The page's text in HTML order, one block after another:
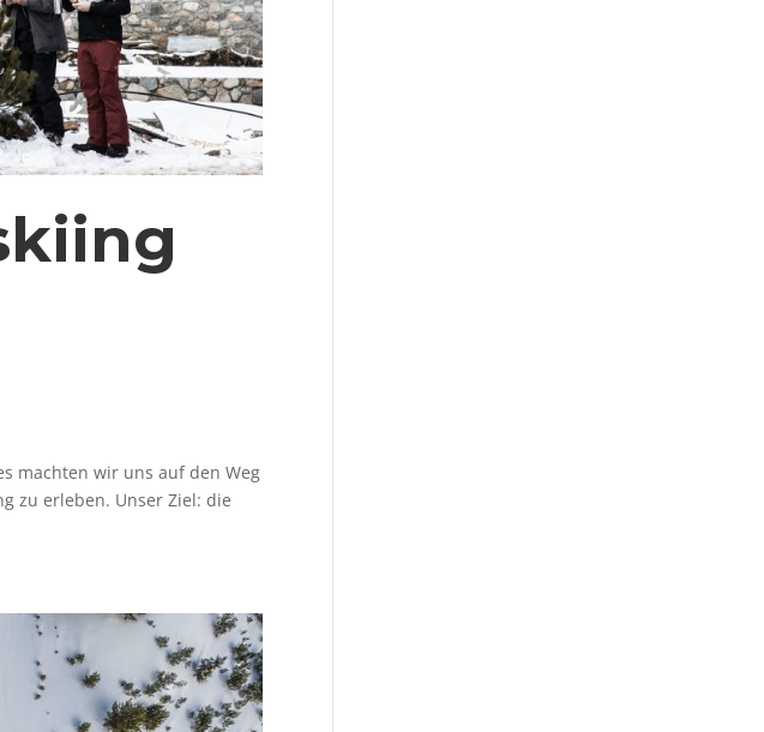
machten wir uns auf den Weg
zu erleben. Unser Ziel: die